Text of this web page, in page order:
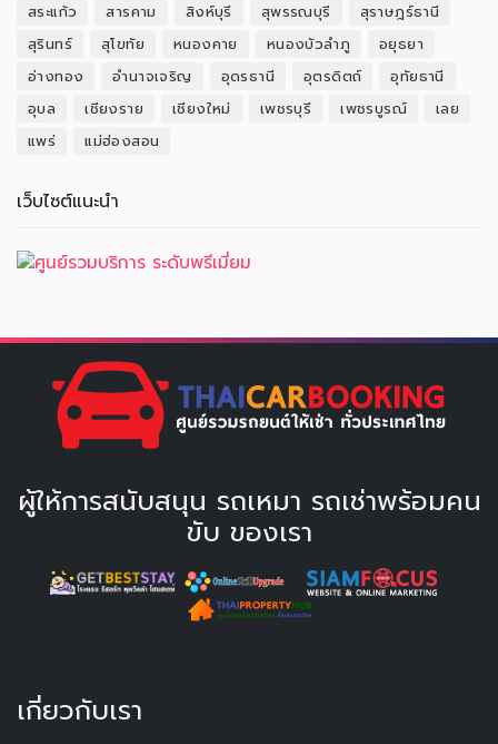
สระแก้ว
สารคาม สิงห์บุรี สุพรรณบุรี
สุราษฎร์ธานี
สุรินทร์
สุโขทัย หนองคาย หนองบัวลำภู
อยุธยา
อ่างทอง
อำนาจเจริญ อุดรธานี อุตรดิตถ์
อุทัยธานี
อุบล
เชียงราย เชียงใหม่ เพชรบุรี เพชรบูรณ์
เลย
แพร่
แม่ฮ่องสอน
เว็บไซต์แนะนำ
ผู้ให้การสนับสนุน รถเหมา รถเช่าพร้อมคน
ขับ ของเรา
เกี่ยวกับเรา